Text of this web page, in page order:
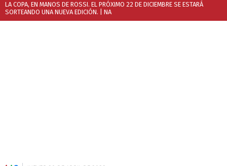
LA COPA, EN MANOS DE ROSSI. EL PRÓXIMO 22 DE DICIEMBRE SE ESTARÁ
SORTEANDO UNA NUEVA EDICIÓN. | NA